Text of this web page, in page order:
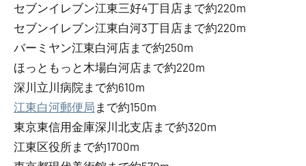
セブンイレブン江東三好4丁目店まで約220m
セブンイレブン江東白河3丁目店まで約220m
バーミヤン江東白河店まで約250m
ほっともっと木場白河店まで約220m
深川立川病院まで約610m
江東白河郵便局 まで約150m
東京東信用金庫深川北支店まで約320m
江東区役所まで約1700m